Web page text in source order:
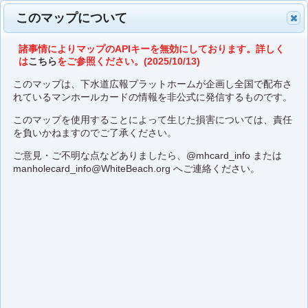
このマップについて
諸事情によりマップのAPIキーを無効にしております。詳しく
はこちらをご参照ください。(2025/10/13)
このマップは、下水道広報プラットホームが企画し全国で配布さ
れているマンホールカードの情報を非公式に発信するものです。
このマップを使用することによって生じた損害については、責任
を負いかねますのでご了承ください。
ご意見・ご不明な点などありましたら、 @mhcard_infoまたは
manholecard_info@WhiteBeach.org へご連絡ください。